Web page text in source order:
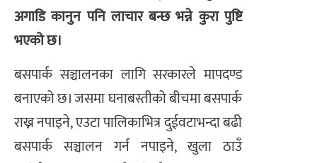
अगाडि कानुन पनि लाचार बन्छ भन्ने कुरा पुष्टि
भएको छ।
बसपार्क सञ्चालनका लागि सरकारले मापदण्ड
बनाएको छ। जसमा घनाबस्तीको बीचमा बसपार्क
राख्न नपाइने, एउटा पालिकाभित्र दुईवटाभन्दा बढी
बसपार्क सञ्चालन गर्न नपाइने, खुला ठाउँ